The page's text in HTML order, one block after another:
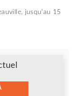
jusqu’au 15